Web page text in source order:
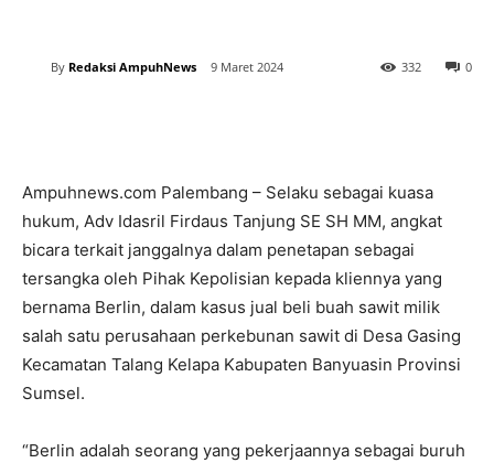
By Redaksi AmpuhNews 9 Maret 2024 0
332
Ampuhnews.com Palembang – Selaku sebagai kuasa
hukum, Adv Idasril Firdaus Tanjung SE SH MM, angkat
bicara terkait janggalnya dalam penetapan sebagai
tersangka oleh Pihak Kepolisian kepada kliennya yang
bernama Berlin, dalam kasus jual beli buah sawit milik
salah satu perusahaan perkebunan sawit di Desa Gasing
Kecamatan Talang Kelapa Kabupaten Banyuasin Provinsi
Sumsel.
“Berlin adalah seorang yang pekerjaannya sebagai buruh